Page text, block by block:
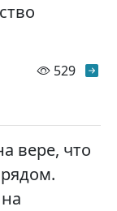
529
вере, что